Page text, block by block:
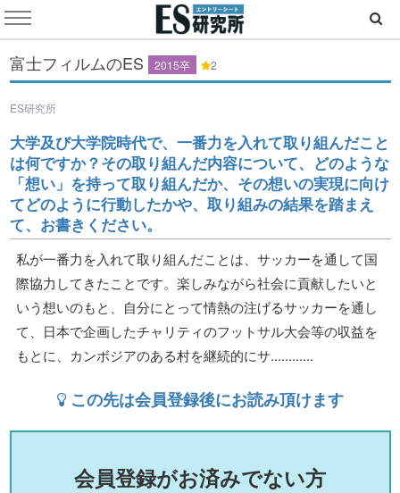
富士フィルムのES 2015卒 2
ES研究所
大学及び大学院時代で、一番力を入れて取り組んだこと
は何ですか？その取り組んだ内容について、どのような
「想い」を持って取り組んだか、その想いの実現に向け
てどのように行動したかや、取り組みの結果を踏まえ
て、お書きください。
私が一番力を入れて取り組んだことは、サッカーを通して国
際協力してきたことです。楽しみながら社会に貢献したいと
いう想いのもと、自分にとって情熱の注げるサッカーを通し
て、日本で企画したチャリティのフットサル大会等の収益を
もとに、カンボジアのある村を継続的にサ............
この先は会員登録後にお読み頂けます
会員登録がお済みでない方